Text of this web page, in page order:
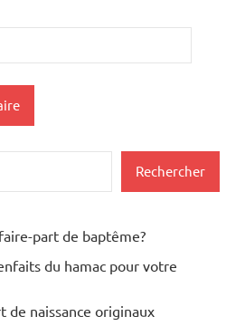
Rechercher
part de baptême?
du hamac pour votre
de naissance originaux